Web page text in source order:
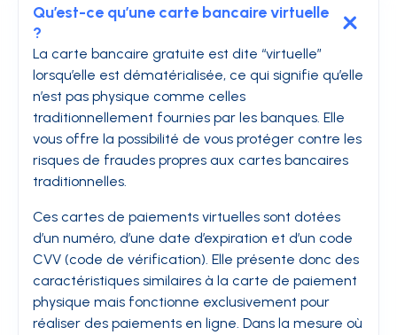
Qu’est-ce qu’une carte bancaire virtuelle
?
La carte bancaire gratuite est dite “virtuelle”
lorsqu’elle est dématérialisée, ce qui signifie qu’elle
n’est pas physique comme celles
traditionnellement fournies par les banques. Elle
vous offre la possibilité de vous protéger contre les
risques de fraudes propres aux cartes bancaires
traditionnelles.
Ces cartes de paiements virtuelles sont dotées
d’un numéro, d’une date d’expiration et d’un code
CVV (code de vérification). Elle présente donc des
caractéristiques similaires à la carte de paiement
physique mais fonctionne exclusivement pour
réaliser des paiements en ligne. Dans la mesure où